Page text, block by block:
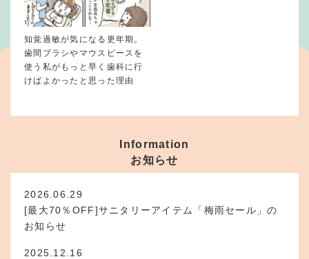
知覚過敏が気になる更年期。
歯間ブラシやマウスピースを
使う私がもっと早く歯科に行
けばよかったと思った理由
Information
お知らせ
2026.06.29
[最大70％OFF]サニタリーアイテム「梅雨セール」の
お知らせ
2025.12.16